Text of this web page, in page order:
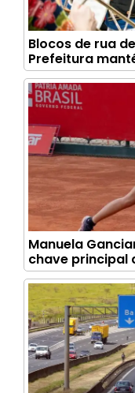
Blocos de rua
Prefeitura
Manuela
chave principal